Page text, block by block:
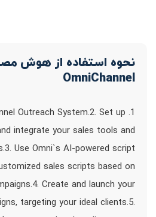
نحوه استفاده از هوش
OmniChannel
Outreach System.2. Set up
integrate your sales tools and
Use Omni`s AI-powered script
sales scripts based on
Create and launch your
targeting your ideal clients.5.